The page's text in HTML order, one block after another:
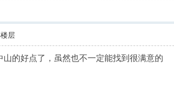
层
的好点了，虽然也不一定能找到很满意的